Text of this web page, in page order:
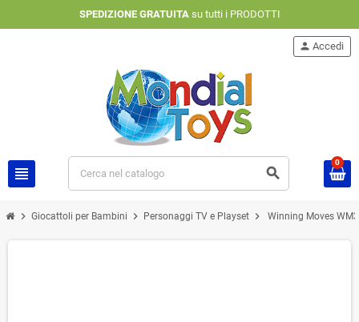
SPEDIZIONE GRATUITAsu tutti i PRODOTTI
view_headline search
person Accedi
0
chevron_right Giocattoli per Bambini chevron_right Personaggi TV e Playset chevron_right Winning Moves